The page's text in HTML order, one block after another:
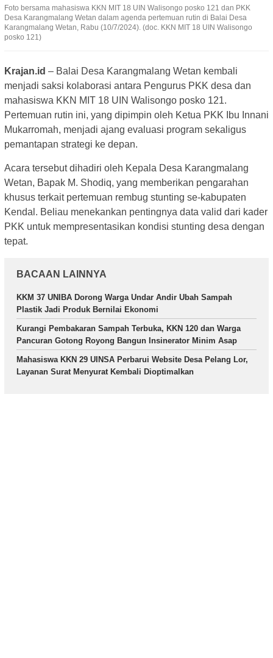
Foto bersama mahasiswa KKN MIT 18 UIN Walisongo posko 121 dan PKK
Desa Karangmalang Wetan dalam agenda pertemuan rutin di Balai Desa
Karangmalang Wetan, Rabu (10/7/2024). (doc. KKN MIT 18 UIN Walisongo
posko 121)
Krajan.id – Balai Desa Karangmalang Wetan kembali
menjadi saksi kolaborasi antara Pengurus PKK desa dan
mahasiswa KKN MIT 18 UIN Walisongo posko 121.
Pertemuan rutin ini, yang dipimpin oleh Ketua PKK Ibu Innani
Mukarromah, menjadi ajang evaluasi program sekaligus
pemantapan strategi ke depan.
Acara tersebut dihadiri oleh Kepala Desa Karangmalang
Wetan, Bapak M. Shodiq, yang memberikan pengarahan
khusus terkait pertemuan rembug stunting se-kabupaten
Kendal. Beliau menekankan pentingnya data valid dari kader
PKK untuk mempresentasikan kondisi stunting desa dengan
tepat.
BACAAN LAINNYA
KKM 37 UNIBA Dorong Warga Undar Andir Ubah Sampah
Plastik Jadi Produk Bernilai Ekonomi
Kurangi Pembakaran Sampah Terbuka, KKN 120 dan Warga
Pancuran Gotong Royong Bangun Insinerator Minim Asap
Mahasiswa KKN 29 UINSA Perbarui Website Desa Pelang Lor,
Layanan Surat Menyurat Kembali Dioptimalkan